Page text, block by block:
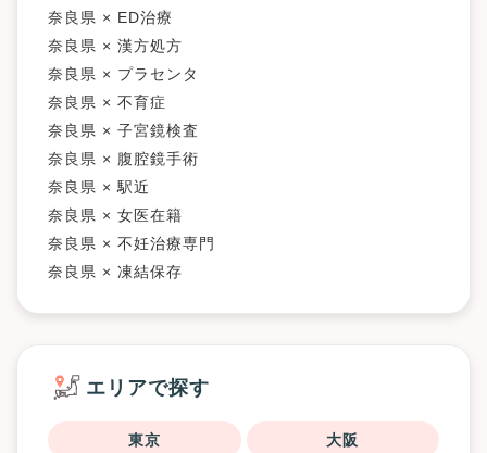
奈良県 × ED治療
奈良県 × 漢方処方
奈良県 × プラセンタ
奈良県 × 不育症
奈良県 × 子宮鏡検査
奈良県 × 腹腔鏡手術
奈良県 × 駅近
奈良県 × 女医在籍
奈良県 × 不妊治療専門
奈良県 × 凍結保存
エリアで探す
東京 大阪